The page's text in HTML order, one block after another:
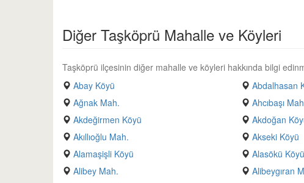
Diğer Taşköprü Mahalle ve Köyleri
Taşköprü ilçesinin diğer mahalle ve köyleri hakkında bilgi
Abay Köyü
Abdalhasan
Ağnak Mah.
Ahcıbaşı
Akdeğirmen Köyü
Akdoğan
Akıllıoğlu Mah.
Akseki Köyü
Alamaşişli Köyü
Alasökü Köyü
Alibey Mah.
Alibeygıran